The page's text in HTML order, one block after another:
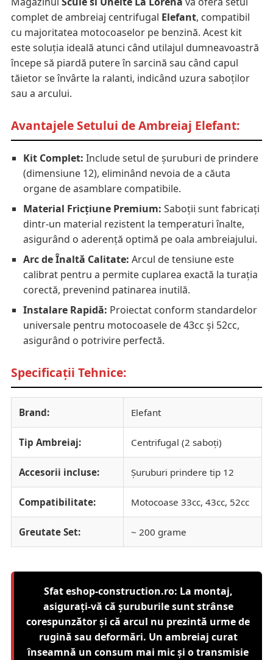
complet de ambreiaj centrifugal Elefant, compatibil
cu majoritatea motocoaselor pe benzină. Acest kit
este soluția ideală atunci când utilajul dumneavoastră
începe să piardă putere în sarcină sau când capul
tăietor se învârte la ralanti, indicând uzura saboților
sau a arcului.
Avantajele Setului de Ambreiaj Elefant:
Kit Complet: Include setul de șuruburi de prindere
(dimensiune 12), eliminând nevoia de a căuta
organe de asamblare compatibile.
Material Fricțiune Premium: Saboții sunt fabricați
dintr-un material rezistent la temperaturi înalte,
asigurând o aderență optimă pe oala ambreiajului.
Arc de Înaltă Calitate: Arcul de tensiune este
calibrat pentru a permite cuplarea exactă la turația
corectă, prevenind patinarea inutilă.
Instalare Rapidă: Proiectat conform standardelor
universale pentru motocoasele de 43cc și 52cc,
asigurând o potrivire perfectă.
Specificații Tehnice:
Brand: Elefant
Tip Ambreiaj: Centrifugal (2 saboți)
Accesorii incluse: Șuruburi prindere tip 12
Compatibilitate: Motocoase 33cc, 43cc, 52cc
Greutate Set: ~ 200 grame
Sfat eshop-construction.ro: La montaj,
asigurați-vă că șuruburile sunt strânse
corespunzător și că arcul nu prezintă urme de
rugină sau deformări. Un ambreiaj curat
înseamnă un consum mai mic și o transmisie